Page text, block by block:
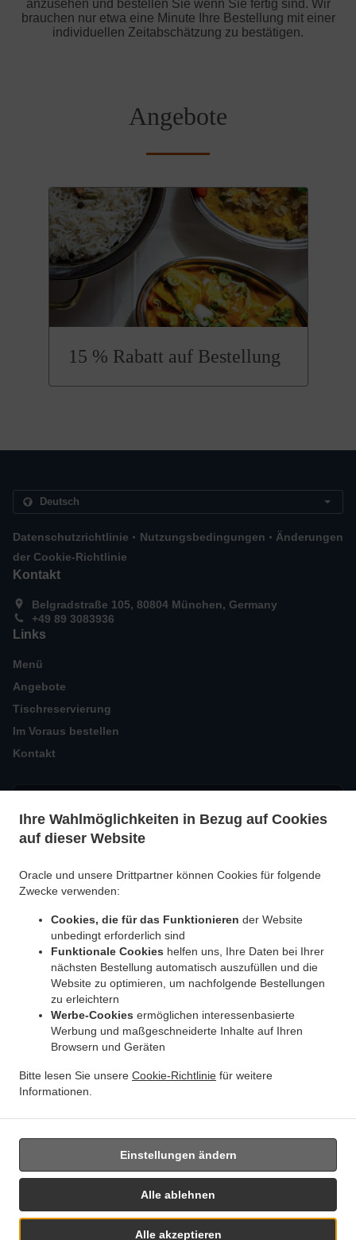
Ihre Wahlmöglichkeiten in Bezug auf Cookies
auf dieser Website
Oracle und unsere Drittpartner können Cookies für folgende
Zwecke verwenden:
Cookies, die für das Funktionieren der Website
unbedingt erforderlich sind
Funktionale Cookies helfen uns, Ihre Daten bei Ihrer
nächsten Bestellung automatisch auszufüllen und die
Website zu optimieren, um nachfolgende Bestellungen
zu erleichtern
Werbe-Cookies ermöglichen interessenbasierte
Werbung und maßgeschneiderte Inhalte auf Ihren
Browsern und Geräten
Bitte lesen Sie unsere Cookie-Richtlinie für weitere
Informationen.
Alle akzeptieren
Alle ablehnen
Einstellungen ändern
anzusehen und bestellen Sie wenn Sie fertig sind. Wir
brauchen nur etwa eine Minute Ihre Bestellung mit einer
individuellen Zeitabschätzung zu bestätigen.
Angebote
15 % Rabatt auf Bestellung
Datenschutzrichtlinie . Nutzungsbedingungen . Änderungen
der Cookie-Richtlinie
Kontakt
Belgradstraße 105, 80804 München, Germany
+49 89 3083936
Links
Menü
Angebote
Tischreservierung
Im Voraus bestellen
Kontakt
Indisches Essen Lieferservice München Parkstadt Schwabing .
Lieferservice München Eggarten-Siedlung Indisches Essen Lieferservice München
Villenkolonie Gern . Indisches Essen Lieferservice München Villenkolonie Neuwittelsbach
Indisches Essen Lieferservice München Schwabing-West . Indisches Essen
Schwabing-Freimann
Indisches Essen Lieferservice München Neuhausen-Nymphenburg
Indisches Essen Lieferservice München Maxvorstadt
Hasenbergl